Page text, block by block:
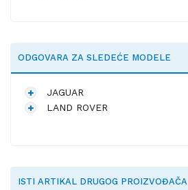
ODGOVARA ZA SLEDEĆE MODELE
JAGUAR
LAND ROVER
ISTI ARTIKAL DRUGOG PROIZVOĐAČA